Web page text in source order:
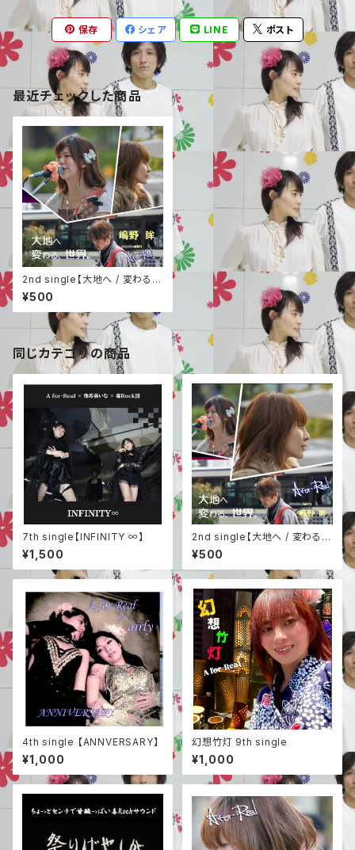
保存 シェア LINE ポスト
最近チェックした商品
2nd single【大地へ / 変わる、
世界。】
¥500
同じカテゴリの商品
7th single【INFINITY ∞】
¥1,500
2nd single【大地へ / 変わる、
世界。】
¥500
4th single 【ANNVERSARY】
¥1,000
幻想竹灯 9th single
¥1,000